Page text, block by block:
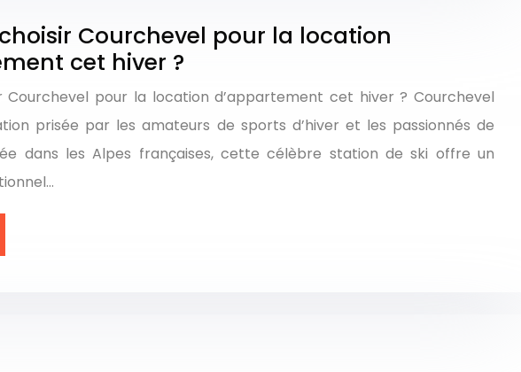
Courchevel pour la location
cet hiver ?
Courchevel pour la location d’appartement cet hiver ? Courchevel
prisée par les amateurs de sports d’hiver et les passionnés de
dans les Alpes françaises, cette célèbre station de ski offre un